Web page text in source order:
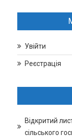
Увійти
Реєстрація
Відкритий
сільського